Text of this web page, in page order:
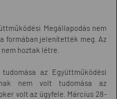
Megállapodás nem
formában jelenítették meg. Az
hoztak létre.
az Együttműködési
nem volt tudomása az
volt az ügyfele. Március 28-